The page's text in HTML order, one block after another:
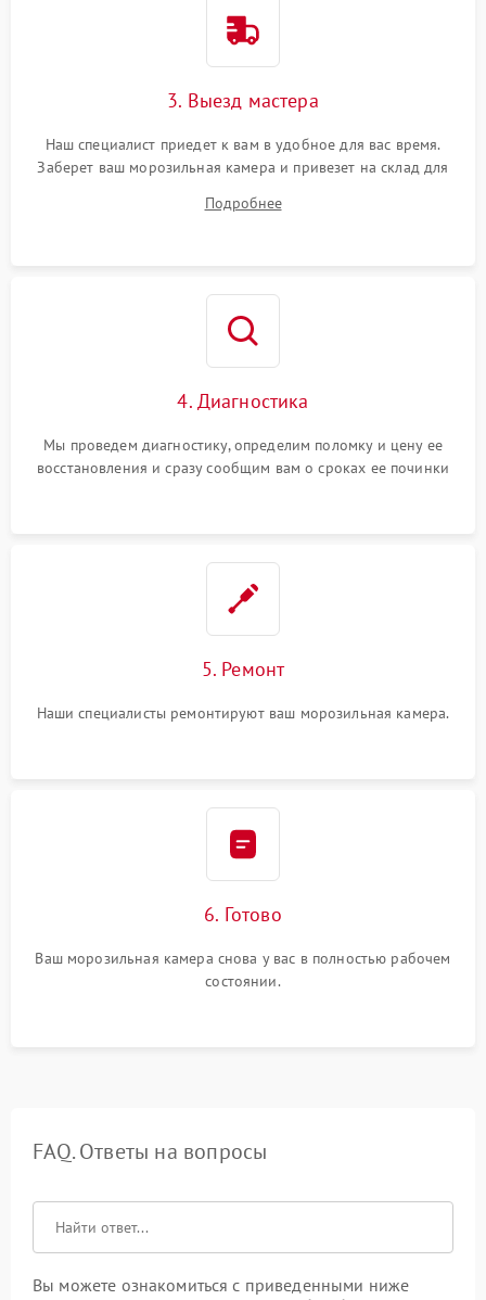
3. Выезд мастера
Наш специалист приедет к вам в удобное для вас время.
Заберет ваш морозильная камера и привезет на склад для
Подробнее
4. Диагностика
Мы проведем диагностику, определим поломку и цену ее
восстановления и сразу сообщим вам о сроках ее починки
5. Ремонт
Наши специалисты ремонтируют ваш морозильная камера.
6. Готово
Ваш морозильная камера снова у вас в полностью рабочем
состоянии.
FAQ. Ответы на вопросы
Вы можете ознакомиться с приведенными ниже